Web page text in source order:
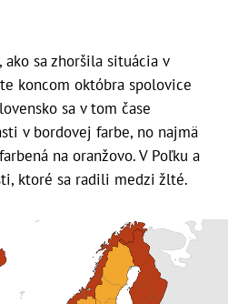
sa zhoršila situácia v
koncom októbra spolovice
sa v tom čase
v bordovej farbe, no najmä
na oranžovo. V Poľku a
ktoré sa radili medzi žlté.